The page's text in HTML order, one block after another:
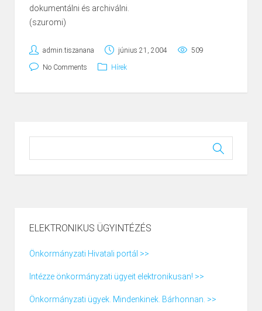
dokumentálni és archiválni.
(szuromi)
admin.tiszanana június 21, 2004 509
No Comments Hírek
ELEKTRONIKUS ÜGYINTÉZÉS
Önkormányzati Hivatali portál >>
Intézze önkormányzati ügyeit elektronikusan! >>
Önkormányzati ügyek. Mindenkinek. Bárhonnan. >>